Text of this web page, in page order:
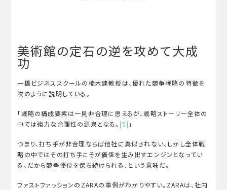
美術館の定石の逆を攻めて大成
功
一橋ビジネススクールの楠木建教授は、優れた競争戦略の特徴を
次のように説明している。
「戦略の構成要素は一見非合理に思えるが、戦略ストーリー全体の
中では強力な合理性の源泉となる。 [5] 」
つまり、打ち手が非合理ならば他社に真似されない、しかし全体戦
略の中ではその打ち手こそが価値を生み出すエンジンとなってい
る、だから競争優位を保ち続けられる、という意味だ。
ファストファッションのZARAの事例がわかりやすい。ZARAは、社内